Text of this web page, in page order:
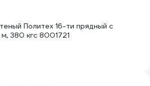
Политех 16-ти прядный с
380 кгс 8001721